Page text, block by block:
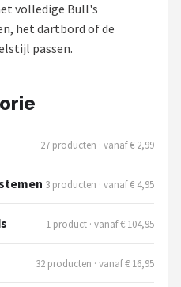
volledige Bull's
het dartbord of de
passen.
27 producten · vanaf € 2,99
3 producten · vanaf € 4,95
1 product · vanaf € 104,95
32 producten · vanaf € 16,95